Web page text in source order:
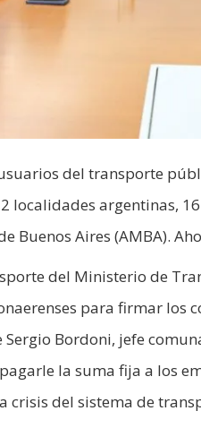
del transporte
localidades argentinas,
Buenos Aires (AMBA).
del Ministerio de
para firmar los
Sergio Bordoni, jefe
la suma fija a los
crisis del sistema de